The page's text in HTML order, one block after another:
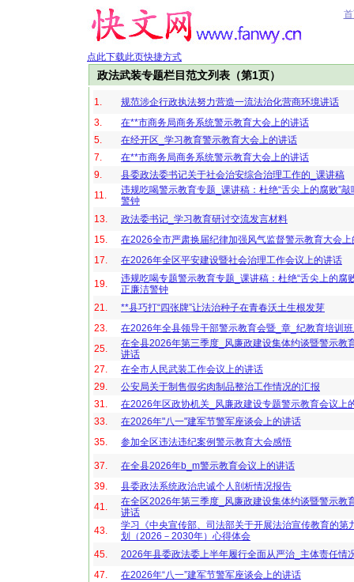
点此下载此页快捷方式
政法武装专题栏目范文列表（第1页）
1.
规范涉企行政执法努力营造一流法治化营商环境讲话
3.
在**市商务局商务系统警示教育大会上的讲话
5.
在经开区_学习教育警示教育大会上的讲话
7.
在**市商务局商务系统警示教育大会上的讲话
9.
县委政法委书记关于社会治安综合治理工作的_课讲稿
11.
违规吃喝警示教育专题_课讲稿：杜绝“舌尖上的腐败”
警钟
13.
政法委书记_学习教育研讨交流发言材料
15.
在2026全市严肃换届纪律加强风气监督警示教育大会上
17.
在2026年全区平安建设暨社会治理工作会议上的讲话
19.
违规吃喝专题警示教育专题_课讲稿：杜绝“舌尖上的腐
正廉洁警钟
21.
**县巧打“四张牌”让法治种子在青春沃土生根发芽
23.
在2026年全县领导干部警示教育会暨_章_纪教育培训
25.
在全县2026年第三季度_风廉政建设集体约谈暨警示教
讲话
27.
在全市人民武装工作会议上的讲话
29.
公安局关于制售假劣肉制品整治工作情况的汇报
31.
在2026年区政协机关_风廉政建设专题警示教育会议上
33.
在2026年"八一"建军节警军座谈会上的讲话
35.
参加全区违法违纪案例警示教育大会感悟
37.
在全县2026年b_m警示教育会议上的讲话
39.
县委政法系统政治忠诚个人剖析情况报告
41.
在全区2026年第三季度_风廉政建设集体约谈暨警示教
讲话
43.
学习《中央宣传部、司法部关于开展法治宣传教育的第
划（2026－2030年）心得体会
45.
2026年县委政法委上半年履行全面从严治_主体责任情
47.
在2026年“八一”建军节警军座谈会上的讲话